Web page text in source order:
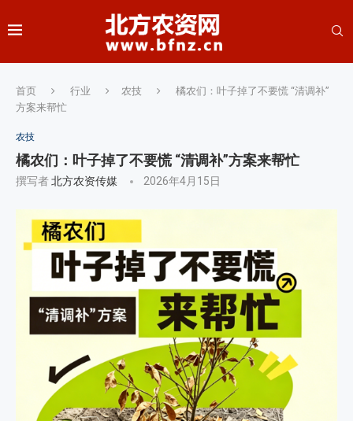
首页 行业 农技
橘农们：叶子掉了不要慌 “清调补”
方案来帮忙
农技
橘农们：叶子掉了不要慌 “清调补”方案来帮忙
撰写者北方农资传媒 2026年4月15日